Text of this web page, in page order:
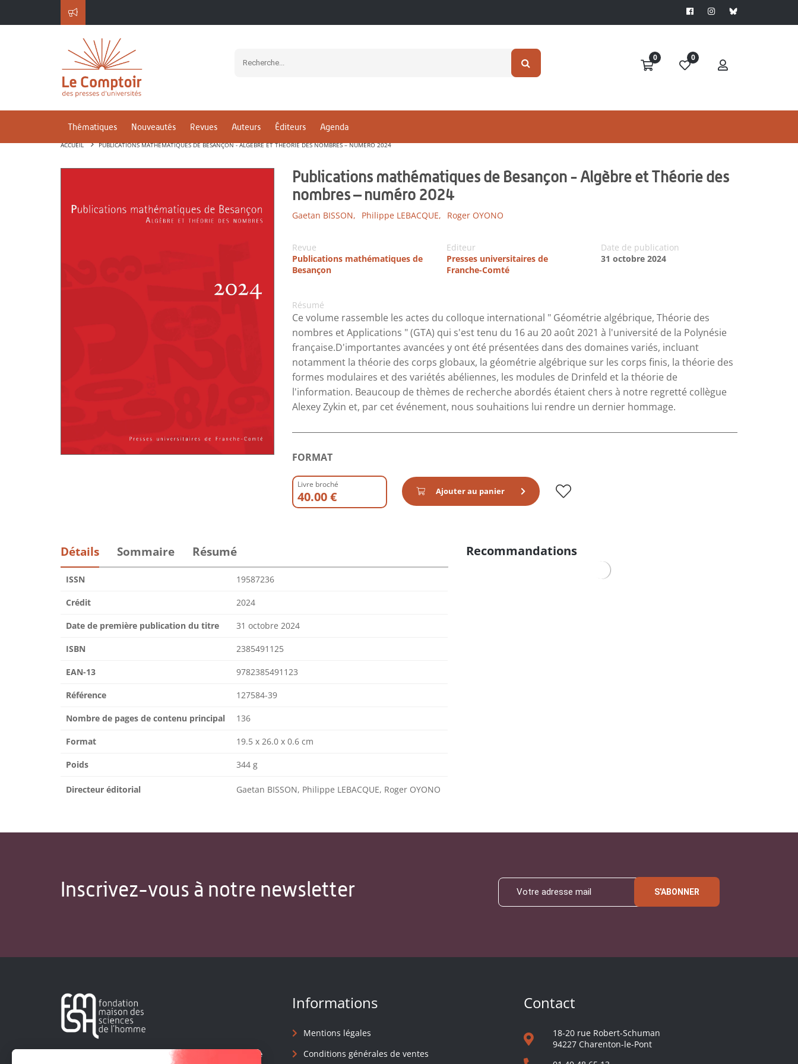
0 0
Thématiques Nouveautés Revues Auteurs Éditeurs Agenda
ACCUEIL PUBLICATIONS MATHÉMATIQUES DE BESANÇON - ALGÈBRE ET THÉORIE DES NOMBRES – NUMÉRO 2024
Publications mathématiques de Besançon - Algèbre et Théorie des
nombres – numéro 2024
Gaetan BISSON, Philippe LEBACQUE, Roger OYONO
Revue
Publications mathématiques de
Besançon
Editeur
Presses universitaires de
Franche-Comté
Date de publication
31 octobre 2024
Résumé
Ce volume rassemble les actes du colloque international " Géométrie algébrique, Théorie des
nombres et Applications " (GTA) qui s'est tenu du 16 au 20 août 2021 à l'université de la Polynésie
française.D'importantes avancées y ont été présentées dans des domaines variés, incluant
notamment la théorie des corps globaux, la géométrie algébrique sur les corps finis, la théorie des
formes modulaires et des variétés abéliennes, les modules de Drinfeld et la théorie de
l'information. Beaucoup de thèmes de recherche abordés étaient chers à notre regretté collègue
Alexey Zykin et, par cet événement, nous souhaitions lui rendre un dernier hommage.
FORMAT
Livre broché
40.00 € Ajouter au panier
Détails Sommaire Résumé
ISSN 19587236
Crédit 2024
Date de première publication du titre 31 octobre 2024
ISBN 2385491125
EAN-13 9782385491123
Référence 127584-39
Nombre de pages de contenu principal 136
Format 19.5 x 26.0 x 0.6 cm
Poids 344 g
Directeur éditorial Gaetan BISSON, Philippe LEBACQUE, Roger OYONO
Recommandations
Inscrivez-vous à notre newsletter S'ABONNER
Créée en 1963, la Fondation Maison Sciences de l'Homme
Informations
Mentions légales
Conditions générales de ventes
Contact
18-20 rue Robert-Schuman
94227 Charenton-le-Pont